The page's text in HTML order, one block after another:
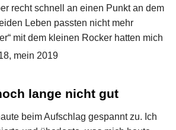
recht schnell an einen Punkt an dem
Leben passten nicht mehr
mit dem kleinen Rocker hatten mich
lange nicht gut
beim Aufschlag gespannt zu. Ich